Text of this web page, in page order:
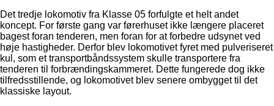
Det tredje lokomotiv fra Klasse 05 forfulgte et helt andet
koncept. For første gang var førerhuset ikke længere placeret
bagest foran tenderen, men foran for at forbedre udsynet ved
høje hastigheder. Derfor blev lokomotivet fyret med pulveriseret
kul, som et transportbåndssystem skulle transportere fra
tenderen til forbrændingskammeret. Dette fungerede dog ikke
tilfredsstillende, og lokomotivet blev senere ombygget til det
klassiske layout.